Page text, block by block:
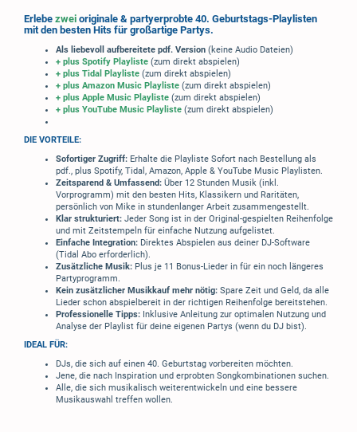
Erlebe zwei originale & partyerprobte 40. Geburtstags-Playlisten
mit den besten Hits für großartige Partys.
Als liebevoll aufbereitete pdf. Version (keine Audio Dateien)
+ plus Spotify Playliste (zum direkt abspielen)
+ plus Tidal Playliste (zum direkt abspielen)
+ plus Amazon Music Playliste (zum direkt abspielen)
+ plus Apple Music Playliste (zum direkt abspielen)
+ plus YouTube Music Playliste (zum direkt abspielen)
DIE VORTEILE:
Sofortiger Zugriff: Erhalte die Playliste Sofort nach Bestellung als
pdf., plus Spotify, Tidal, Amazon, Apple & YouTube Music Playlisten.
Zeitsparend & Umfassend: Über 12 Stunden Musik (inkl.
Vorprogramm) mit den besten Hits, Klassikern und Raritäten,
persönlich von Mike in stundenlanger Arbeit zusammengestellt.
Klar strukturiert: Jeder Song ist in der Original-gespielten Reihenfolge
und mit Zeitstempeln für einfache Nutzung aufgelistet.
Einfache Integration: Direktes Abspielen aus deiner DJ-Software
(Tidal Abo erforderlich).
Zusätzliche Musik: Plus je 11 Bonus-Lieder in für ein noch längeres
Partyprogramm.
Kein zusätzlicher Musikkauf mehr nötig: Spare Zeit und Geld, da alle
Lieder schon abspielbereit in der richtigen Reihenfolge bereitstehen.
Professionelle Tipps: Inklusive Anleitung zur optimalen Nutzung und
Analyse der Playlist für deine eigenen Partys (wenn du DJ bist).
IDEAL FÜR:
DJs, die sich auf einen 40. Geburtstag vorbereiten möchten.
Jene, die nach Inspiration und erprobten Songkombinationen suchen.
Alle, die sich musikalisch weiterentwickeln und eine bessere
Musikauswahl treffen wollen.